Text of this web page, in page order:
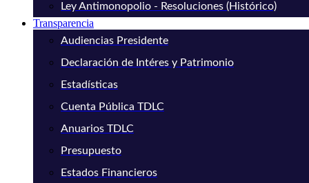
Ley Antimonopolio - Resoluciones (Histórico)
Transparencia
Audiencias Presidente
Declaración de Intéres y Patrimonio
Estadísticas
Cuenta Pública TDLC
Anuarios TDLC
Presupuesto
Estados Financieros